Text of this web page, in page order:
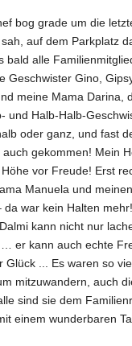
bog grade um die
auf dem Parkplatz
bald alle
Geschwister Gino,
meine Mama Darina,
und Halb-Halb-
oder ganz, und fast
auch gekommen! Mein
vor Freude! Erst
Manuela und
da war kein Halten
kann nicht nur
er kann auch echte
Glück ... Es waren so
mitzuwandern, auch
sind sie dem
einem wunderbaren